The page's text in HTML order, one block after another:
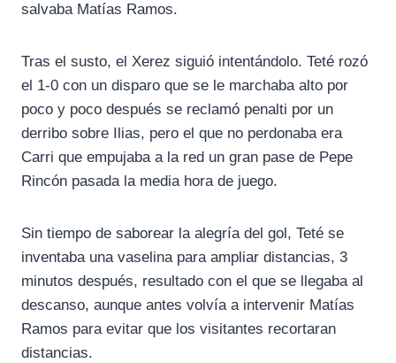
salvaba Matías Ramos.
Tras el susto, el Xerez siguió intentándolo. Teté rozó
el 1-0 con un disparo que se le marchaba alto por
poco y poco después se reclamó penalti por un
derribo sobre Ilias, pero el que no perdonaba era
Carri que empujaba a la red un gran pase de Pepe
Rincón pasada la media hora de juego.
Sin tiempo de saborear la alegría del gol, Teté se
inventaba una vaselina para ampliar distancias, 3
minutos después, resultado con el que se llegaba al
descanso, aunque antes volvía a intervenir Matías
Ramos para evitar que los visitantes recortaran
distancias.